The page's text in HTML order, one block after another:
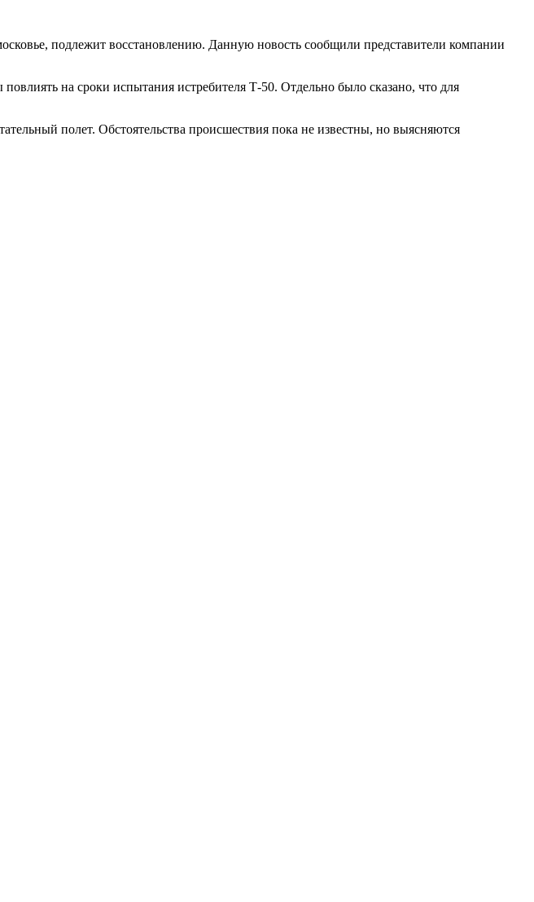
подлежит восстановлению. Данную новость сообщили представители компании
на сроки испытания истребителя Т-50. Отдельно было сказано, что для
полет. Обстоятельства происшествия пока не известны, но выясняются